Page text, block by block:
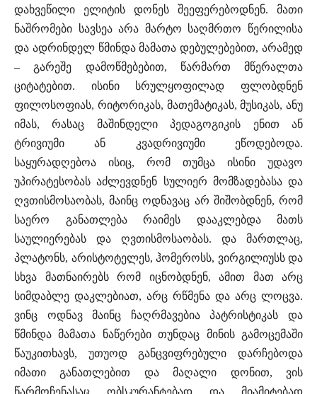
დახვეწილი ელიტის დონეს შეეფერებოდნენ. მათი
ნაშრომები სავსეა არა მარტო საღმრთო წერილისა
და ადრინდელ წმინდა მამათა დებულებებით, არამედ
– გარეშე დამოწმებებით, წარმართ მწერალთა
ციტატებით. ისინი სრულყოფილად ფლობდნენ
ფილოსოფიას, რიტორიკას, მათემატიკას, მუსიკას, ანუ
იმას, რასაც მაშინდელი პედაგოგიკის ენით ან
ტრივიუმი ან კვადრივიუმი ეწოდებოდა.
საყურადღებოა ისიც, რომ თუმცა ისინი უდავო
უპირატესობას აძლევდნენ სულიერ მომზადებასა და
ღვთისმოსაობას, მაინც ოდნავაც არ შიშობდნენ, რომ
საერო განათლება რაიმეს დააკლებდა მათს
საულიერებას და ღვთისმოსაობას. და მართლაც,
პლატონს, არისტოტელეს, ჰომეროსს, ვირგილიუსს და
სხვა მათნაირებს რომ იცნობდნენ, ამით მათ არც
სიმდაბლე დაკლებიათ, არც რწმენა და არც ლოცვა.
ვინც ოდნავ მაინც ჩაღრმავებია პატრისტიკას და
წმინდა მამათა ნაწერები თუნდაც მინის გამოცემაში
წაუკითხავს, უთუოდ განცვიფრებული დარჩებოდა
იმათი განათლებით და მაღალი დონით, ვის